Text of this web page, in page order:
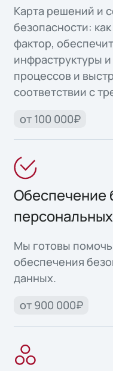
Карта решений и
безопасности:
фактор,
инфраструктуры
процессов и
соответствии с
от 100 000₽
Обеспечение
Мы готовы помочь
обеспечения
данных.
от 900 000₽